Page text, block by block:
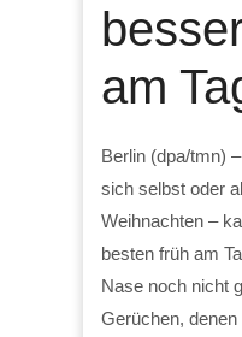
am
Berlin (dpa/tmn)
sich selbst oder
Weihnachten –
besten früh am
Nase noch nicht
Gerüchen,